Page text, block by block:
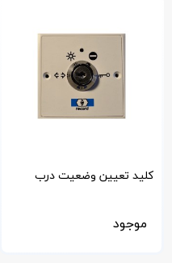
کلید تعیین وضعیت درب
موجود